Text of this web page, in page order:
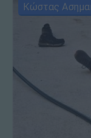
Κώστας